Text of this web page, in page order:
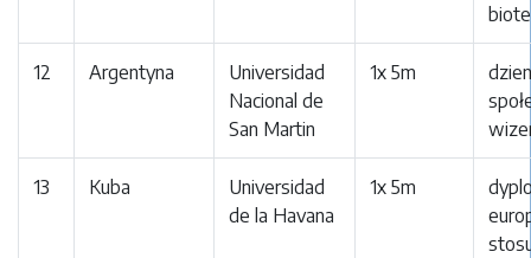
12 Argentyna
Universidad
Nacional de
San Martin
1x 5m
13 Kuba
Universidad
de la Havana
1x 5m